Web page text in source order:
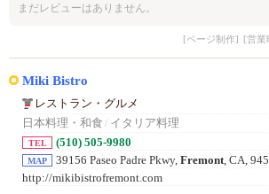
まだレビューはありません。
[ページ制作] [営業
Miki Bistro
レストラン・グルメ
日本料理・和食 / イタリア料理
TEL (510) 505-9980
MAP 39156 Paseo Padre Pkwy, Fremont , CA,
http://mikibistrofremont.com